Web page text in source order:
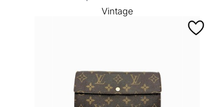
Vintage